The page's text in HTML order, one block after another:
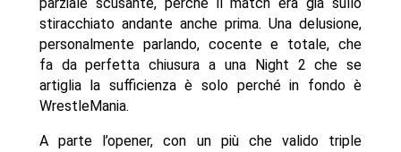
stiracchiato andante anche prima. Una delusione,
personalmente parlando, cocente e totale, che
fa da perfetta chiusura a una Night 2 che se
artiglia la sufficienza è solo perché in fondo è
WrestleMania.
A parte l’opener, con un più che valido triple